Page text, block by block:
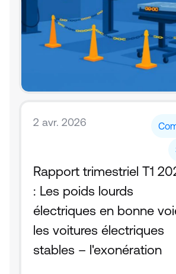
2 avr. 2026
Rapport trimestriel T1
: Les poids lourds
électriques en bonne
les voitures électriques
stables – l'exonération